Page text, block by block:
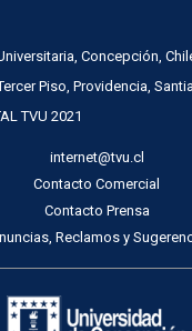
Concepción,
Piso, Providencia,
TVU 2021
internet@tvu.cl
Contacto Comercial
Contacto Prensa
Reclamos y